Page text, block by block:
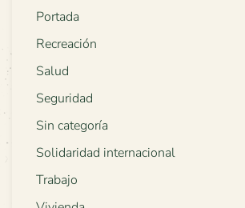
Portada
Recreación
Salud
Seguridad
Sin categoría
Solidaridad internacional
Trabajo